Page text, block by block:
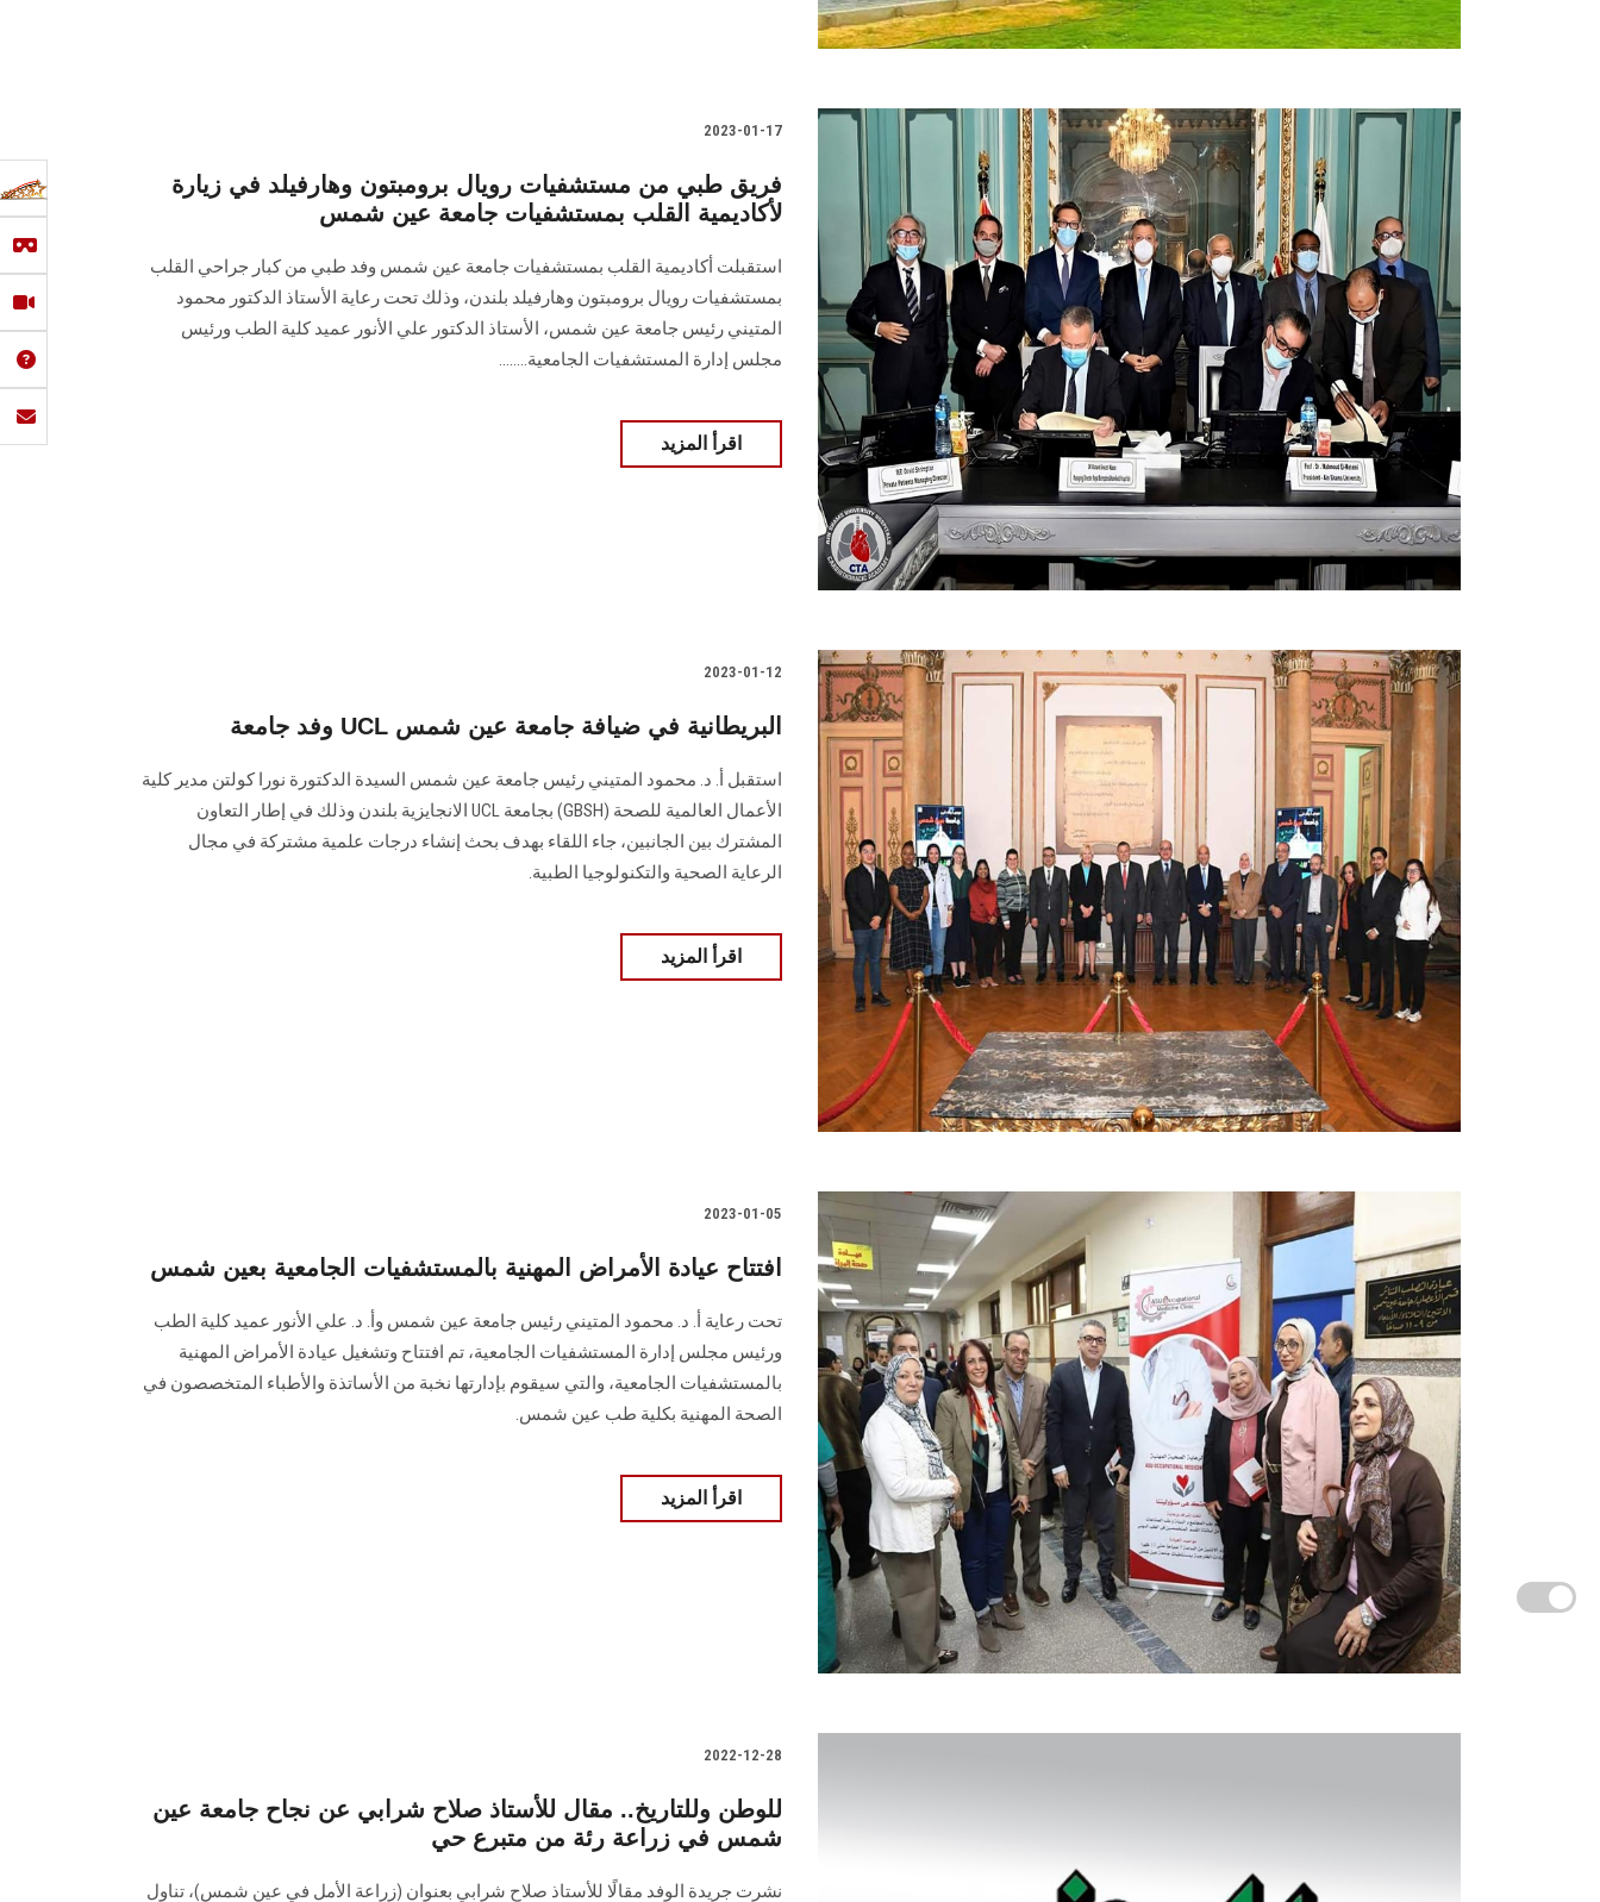
2023-01-17
فريق طبي من مستشفيات رويال برومبتون وهارفيلد في زيارة
لأكاديمية القلب بمستشفيات جامعة عين شمس
استقبلت أكاديمية القلب بمستشفيات جامعة عين شمس وفد طبي من كبار جراحي القلب
بمستشفيات رويال برومبتون وهارفيلد بلندن، وذلك تحت رعاية الأستاذ الدكتور محمود
المتيني رئيس جامعة عين شمس، الأستاذ الدكتور علي الأنور عميد كلية الطب ورئيس
مجلس إدارة المستشفيات الجامعية........
اقرأ المزيد
2023-01-12
وفد جامعة UCL البريطانية في ضيافة جامعة عين شمس
استقبل أ. د. محمود المتيني رئيس جامعة عين شمس السيدة الدكتورة نورا كولتن مدير كلية
الأعمال العالمية للصحة (GBSH) بجامعة UCL الانجايزية بلندن وذلك في إطار التعاون
المشترك بين الجانبين، جاء اللقاء بهدف بحث إنشاء درجات علمية مشتركة في مجال
الرعاية الصحية والتكنولوجيا الطبية.
اقرأ المزيد
2023-01-05
افتتاح عيادة الأمراض المهنية بالمستشفيات الجامعية بعين شمس
تحت رعاية أ. د. محمود المتيني رئيس جامعة عين شمس وأ. د. علي الأنور عميد كلية الطب
ورئيس مجلس إدارة المستشفيات الجامعية، تم افتتاح وتشغيل عيادة الأمراض المهنية
بالمستشفيات الجامعية، والتي سيقوم بإدارتها نخبة من الأساتذة والأطباء المتخصصون في
الصحة المهنية بكلية طب عين شمس.
اقرأ المزيد
2022-12-28
للوطن وللتاريخ.. مقال للأستاذ صلاح شرابي عن نجاح جامعة عين
شمس في زراعة رئة من متبرع حي
نشرت جريدة الوفد مقالًا للأستاذ صلاح شرابي بعنوان (زراعة الأمل في عين شمس)، تناول